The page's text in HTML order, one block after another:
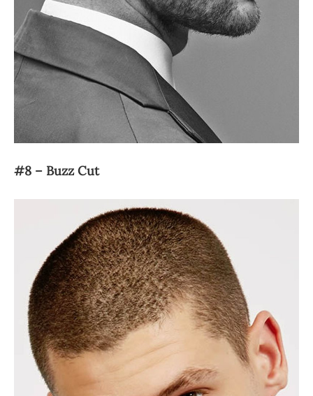
#8 – Buzz Cut